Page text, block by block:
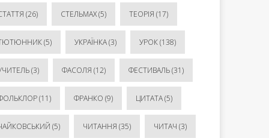
(26) СТЕЛЬМАХ(5) ТЕОРІЯ (17)
(5) УКРАЇНКА(3) УРОК(138)
(3) ФАСОЛЯ (12) ФЕСТИВАЛЬ(31)
(11) ФРАНКО (9) ЦИТАТА(5)
(5) ЧИТАННЯ (35) ЧИТАЧ (3)